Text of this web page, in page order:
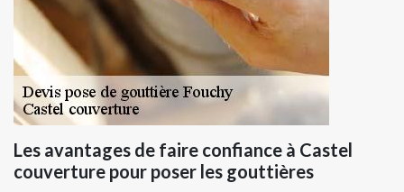
Les avantages de faire confiance à Castel
couverture pour poser les gouttières